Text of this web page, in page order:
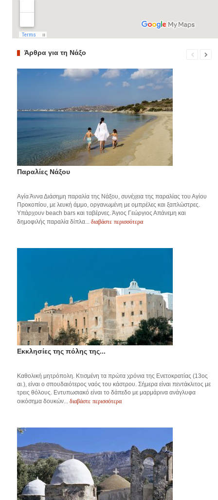
Άρθρα για τη Νάξο
Παραλίες Νάξου
Αγία Άννα Διάσημη παραλία της Νάξου, συνέχεια της παραλίας του Αγίου
Προκοπίου, με λευκή άμμο, οργανωμένη με ομπρέλες και ξαπλώστρες.
Υπάρχουν beach bars και ταβέρνες. Άγιος Γεώργιος Απάνεμη και
δημοφιλής παραλία δίπλα... διαβάστε περισσότερα
Εκκλησίες της πόλης της...
Καθολική μητρόπολη. Κτισμένη τα πρώτα χρόνια της Ενετοκρατίας (13ος
αι.), είναι ο σπουδαιότερος ναός του κάστρου. Σήμερα είναι πεντάκλιτος με
τρεις θόλους. Εντυπωσιακό είναι το δάπεδο με μαρμάρινα ανάγλυφα
οικόσημα δουκών... διαβάστε περισσότερα